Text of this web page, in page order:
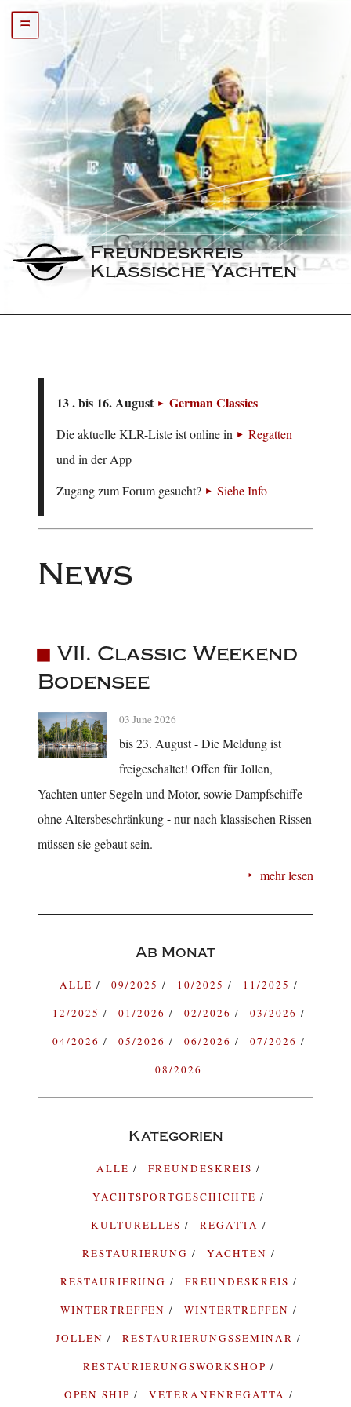
=
Freundeskreis
Klassische Yachten
13 . bis 16. August German Classics
Die aktuelle KLR-Liste ist online in
Regatten
und in der App
Zugang zum Forum gesucht?
Siehe Info
News
VII. Classic Weekend
Bodensee
03 June 2026
bis 23. August - Die Meldung ist
freigeschaltet! Offen für Jollen,
Yachten unter Segeln und Motor, sowie Dampfschiffe
ohne Altersbeschränkung - nur nach klassischen Rissen
müssen sie gebaut sein.
mehr lesen
Ab Monat
ALLE 09/2025 10/2025
11/2025
12/2025
01/2026 02/2026
03/2026
04/2026
05/2026 06/2026
07/2026
08/2026
Kategorien
ALLE
FREUNDESKREIS
YACHTSPORTGESCHICHTE
KULTURELLES
REGATTA
RESTAURIERUNG
YACHTEN
RESTAURIERUNG
FREUNDESKREIS
WINTERTREFFEN
WINTERTREFFEN
JOLLEN
RESTAURIERUNGSSEMINAR
RESTAURIERUNGSWORKSHOP
OPEN SHIP
VETERANENREGATTA